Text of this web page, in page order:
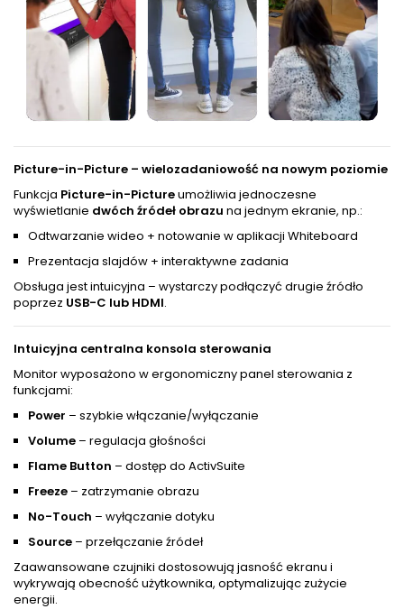
Picture-in-Picture – wielozadaniowość na nowym poziomie
Funkcja Picture-in-Pictureumożliwia jednoczesne
wyświetlanie dwóch źródeł obrazu na jednym ekranie, np.:
Odtwarzanie wideo + notowanie w aplikacji Whiteboard
Prezentacja slajdów + interaktywne zadania
Obsługa jest intuicyjna – wystarczy podłączyć drugie źródło
poprzez USB-C lub HDMI.
Intuicyjna centralna konsola sterowania
Monitor wyposażono w ergonomiczny panel sterowania z
funkcjami:
Power – szybkie włączanie/wyłączanie
Volume – regulacja głośności
Flame Button – dostęp do ActivSuite
Freeze – zatrzymanie obrazu
No-Touch – wyłączanie dotyku
Source – przełączanie źródeł
Zaawansowane czujniki dostosowują jasność ekranu i
wykrywają obecność użytkownika, optymalizując zużycie
energii.